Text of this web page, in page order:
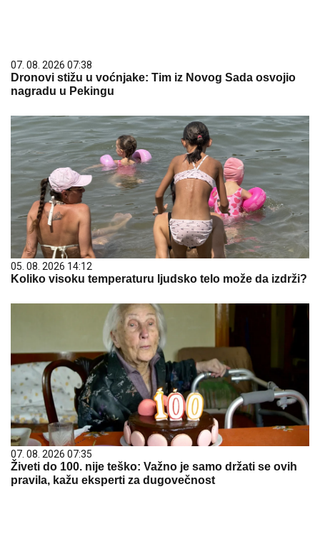
07. 08. 2026 07:38
Dronovi stižu u voćnjake: Tim iz Novog Sada osvojio
nagradu u Pekingu
05. 08. 2026 14:12
Koliko visoku temperaturu ljudsko telo može da izdrži?
07. 08. 2026 07:35
Živeti do 100. nije teško: Važno je samo držati se ovih
pravila, kažu eksperti za dugovečnost